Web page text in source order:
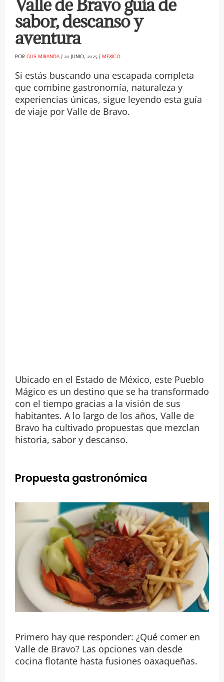
Valle de Bravo guía de
sabor, descanso y
aventura
POR GUS MIRANDA / 20 JUNIO, 2025 / MEXICO
Si estás buscando una escapada completa
que combine gastronomía, naturaleza y
experiencias únicas, sigue leyendo esta guía
de viaje por Valle de Bravo.
Ubicado en el Estado de México, este Pueblo
Mágico es un destino que se ha transformado
con el tiempo gracias a la visión de sus
habitantes. A lo largo de los años, Valle de
Bravo ha cultivado propuestas que mezclan
historia, sabor y descanso.
Propuesta gastronómica
Primero hay que responder: ¿Qué comer en
Valle de Bravo? Las opciones van desde
cocina flotante hasta fusiones oaxaqueñas.